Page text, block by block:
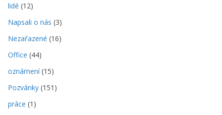
lidé (12)
Napsali o nás (3)
Nezařazené (16)
Office (44)
oznámení(15)
Pozvánky (151)
práce (1)